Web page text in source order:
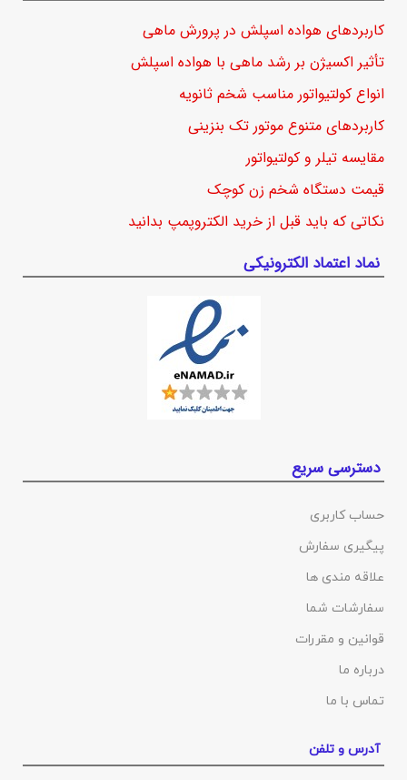
کاربردهای هواده اسپلش در پرورش ماهی
تأثیر اکسیژن بر رشد ماهی با هواده اسپلش
انواع کولتیواتور مناسب شخم ثانویه
کاربردهای متنوع موتور تک بنزینی
مقایسه تیلر و کولتیواتور
قیمت دستگاه شخم زن کوچک
نکاتی که باید قبل از خرید الکتروپمپ بدانید
نماد اعتماد الکترونیکی
دسترسی سریع
حساب کاربری
پیگیری سفارش
علاقه مندی ها
سفارشات شما
قوانین و مقررات
درباره ما
تماس با ما
آدرس و تلفن